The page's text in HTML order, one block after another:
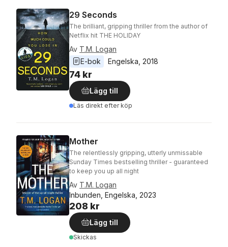
29 Seconds
The brilliant, gripping thriller from the author of
Netflix hit THE HOLIDAY
Av T.M. Logan
E-bok
Engelska 2018
74 kr
Lägg till
Läs direkt efter köp
Mother
The relentlessly gripping, utterly unmissable
Sunday Times bestselling thriller - guaranteed
to keep you up all night
Av T.M. Logan
Inbunden, Engelska, 2023
208 kr
Lägg till
Skickas